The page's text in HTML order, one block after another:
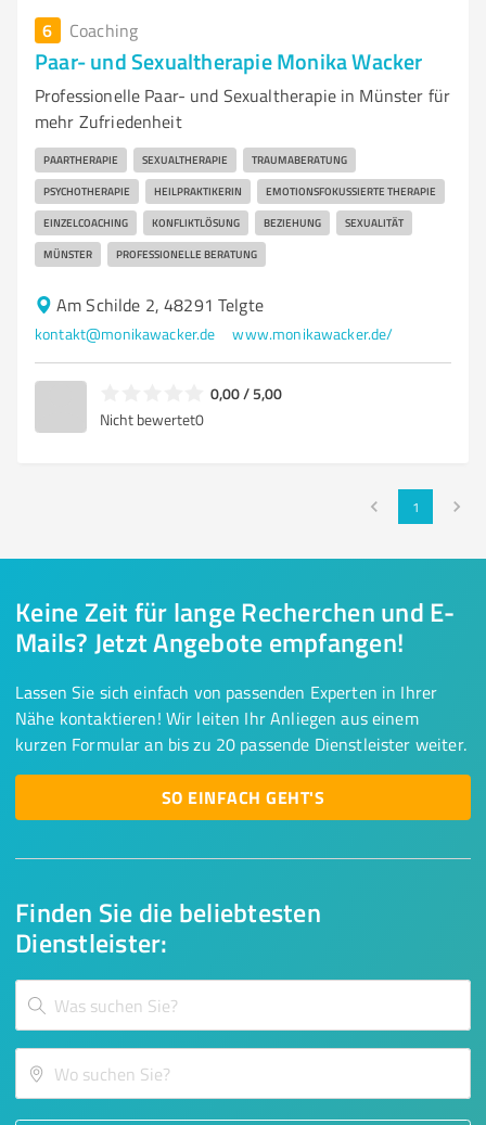
6 Coaching
Paar- und Sexualtherapie Monika Wacker
Professionelle Paar- und Sexualtherapie in Münster für
mehr Zufriedenheit
PAARTHERAPIE SEXUALTHERAPIE TRAUMABERATUNG
PSYCHOTHERAPIE HEILPRAKTIKERIN EMOTIONSFOKUSSIERTE THERAPIE
EINZELCOACHING KONFLIKTLÖSUNG BEZIEHUNG SEXUALITÄT
MÜNSTER PROFESSIONELLE BERATUNG
Am Schilde 2, 48291 Telgte
kontakt@monikawacker.de www.monikawacker.de/
0,00 / 5,00
Nicht bewertet0
1
Finden Sie die beliebtesten
Dienstleister:
Keine Zeit für lange Recherchen und E-
Mails? Jetzt Angebote empfangen!
Lassen Sie sich einfach von passenden Experten in Ihrer
Nähe kontaktieren! Wir leiten Ihr Anliegen aus einem
kurzen Formular an bis zu 20 passende Dienstleister weiter.
SO EINFACH GEHT'S